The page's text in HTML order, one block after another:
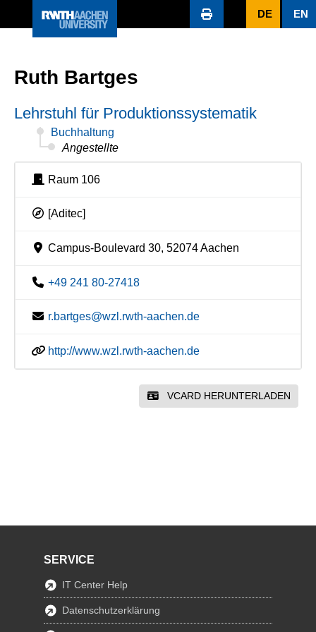
DE EN
Ruth Bartges
Lehrstuhl für Produktionssystematik
Buchhaltung
Angestellte
Raum 106
[Aditec]
Campus-Boulevard 30, 52074 Aachen
+49 241 80-27418
r.bartges@wzl.rwth-aachen.de
http://www.wzl.rwth-aachen.de
VCARD HERUNTERLADEN
SERVICE
IT Center Help
Datenschutzerklärung